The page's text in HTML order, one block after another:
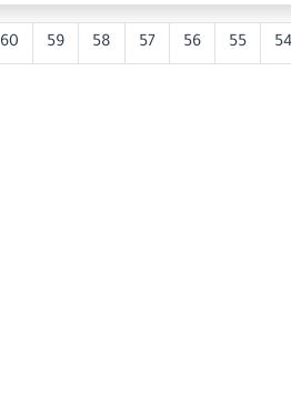
55
56
57
58
59
60